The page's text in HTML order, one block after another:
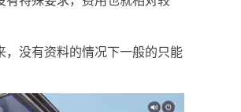
，没有资料的情况下一般的只能